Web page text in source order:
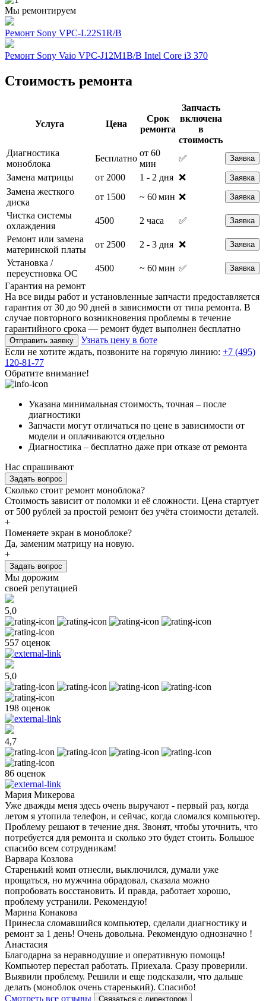
Мы ремонтируем
Ремонт Sony VPC-L22S1R/B
Ремонт Sony Vaio VPC-J12M1B/B Intel Core i3 370
Стоимость ремонта
Услуга Цена
Срок
ремонта
Запчасть
включена
в
стоимость
Диагностика
моноблока
Бесплатно
от 60
мин
✅ Заявка
Замена матрицы от 2000 1 - 2 дня ❌ Заявка
Замена жесткого
диска
от 1500 ~ 60 мин ❌ Заявка
Чистка системы
охлаждения
4500 2 часа ✅ Заявка
Ремонт или замена
материнской платы
от 2500 2 - 3 дня ❌ Заявка
Установка /
переустновка ОС
4500 ~ 60 мин ✅ Заявка
Гарантия на ремонт
На все виды работ и установленные запчасти предоставляется
гарантия от 30 до 90 дней в зависимости от типа ремонта. В
случае повторного возникновения проблемы в течение
гарантийного срока — ремонт будет выполнен бесплатно
Отправить заявку
Узнать цену в боте
Если не хотите ждать, позвоните на горячую линию: +7 (495)
120-81-77
Обратите внимание!
Указана минимальная стоимость, точная – после
диагностики
Запчасти могут отличаться по цене в зависимости от
модели и оплачиваются отдельно
Диагностика – бесплатно даже при отказе от ремонта
Нас спрашивают
Задать вопрос
Сколько стоит ремонт моноблока?
Стоимость зависит от поломки и её сложности. Цена стартует
от 500 рублей за простой ремонт без учёта стоимости деталей.
+
Поменяете экран в моноблоке?
Да, заменим матрицу на новую.
+
Задать вопрос
Мы дорожим
своей репутацией
5,0
557 оценок
5,0
198 оценок
4,7
86 оценок
Мария Микерова
Уже дважды меня здесь очень выручают - первый раз, когда
летом я утопила телефон, и сейчас, когда сломался компьютер.
Проблему решают в течение дня. Звонят, чтобы уточнить, что
потребуется для ремонта и сколько это будет стоить. Большое
спасибо всем сотрудникам!
Варвара Козлова
Старенький комп отнесли, выключился, думали уже
прощаться, но мужчина обрадовал, сказала можно
попробовать восстановить. И правда, работает хорошо,
проблему устранили. Рекомендую!
Марина Конакова
Принесла сломавшийся компьютер, сделали диагностику и
ремонт за 1 день! Очень довольна. Рекомендую однозначно !
Анастасия
Благодарна за неравнодушие и оперативную помощь!
Компьютер перестал работать. Приехала. Сразу проверили.
Выявили проблему. Решили и еще подсказали, что дальше
делать (моноблок очень старенький). Спасибо!
Смотреть все отзывы
Связаться с директором